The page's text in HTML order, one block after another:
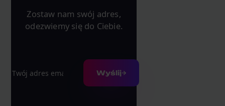
Zostaw nam swój adres,
odezwiemy się do Ciebie.
Wyślij